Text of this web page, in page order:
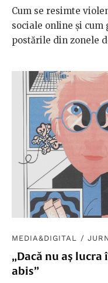
Cum se resimte
sociale online și cum
postările din zonele
MEDIA&DIGITAL /
„Dacă nu aș
abis”